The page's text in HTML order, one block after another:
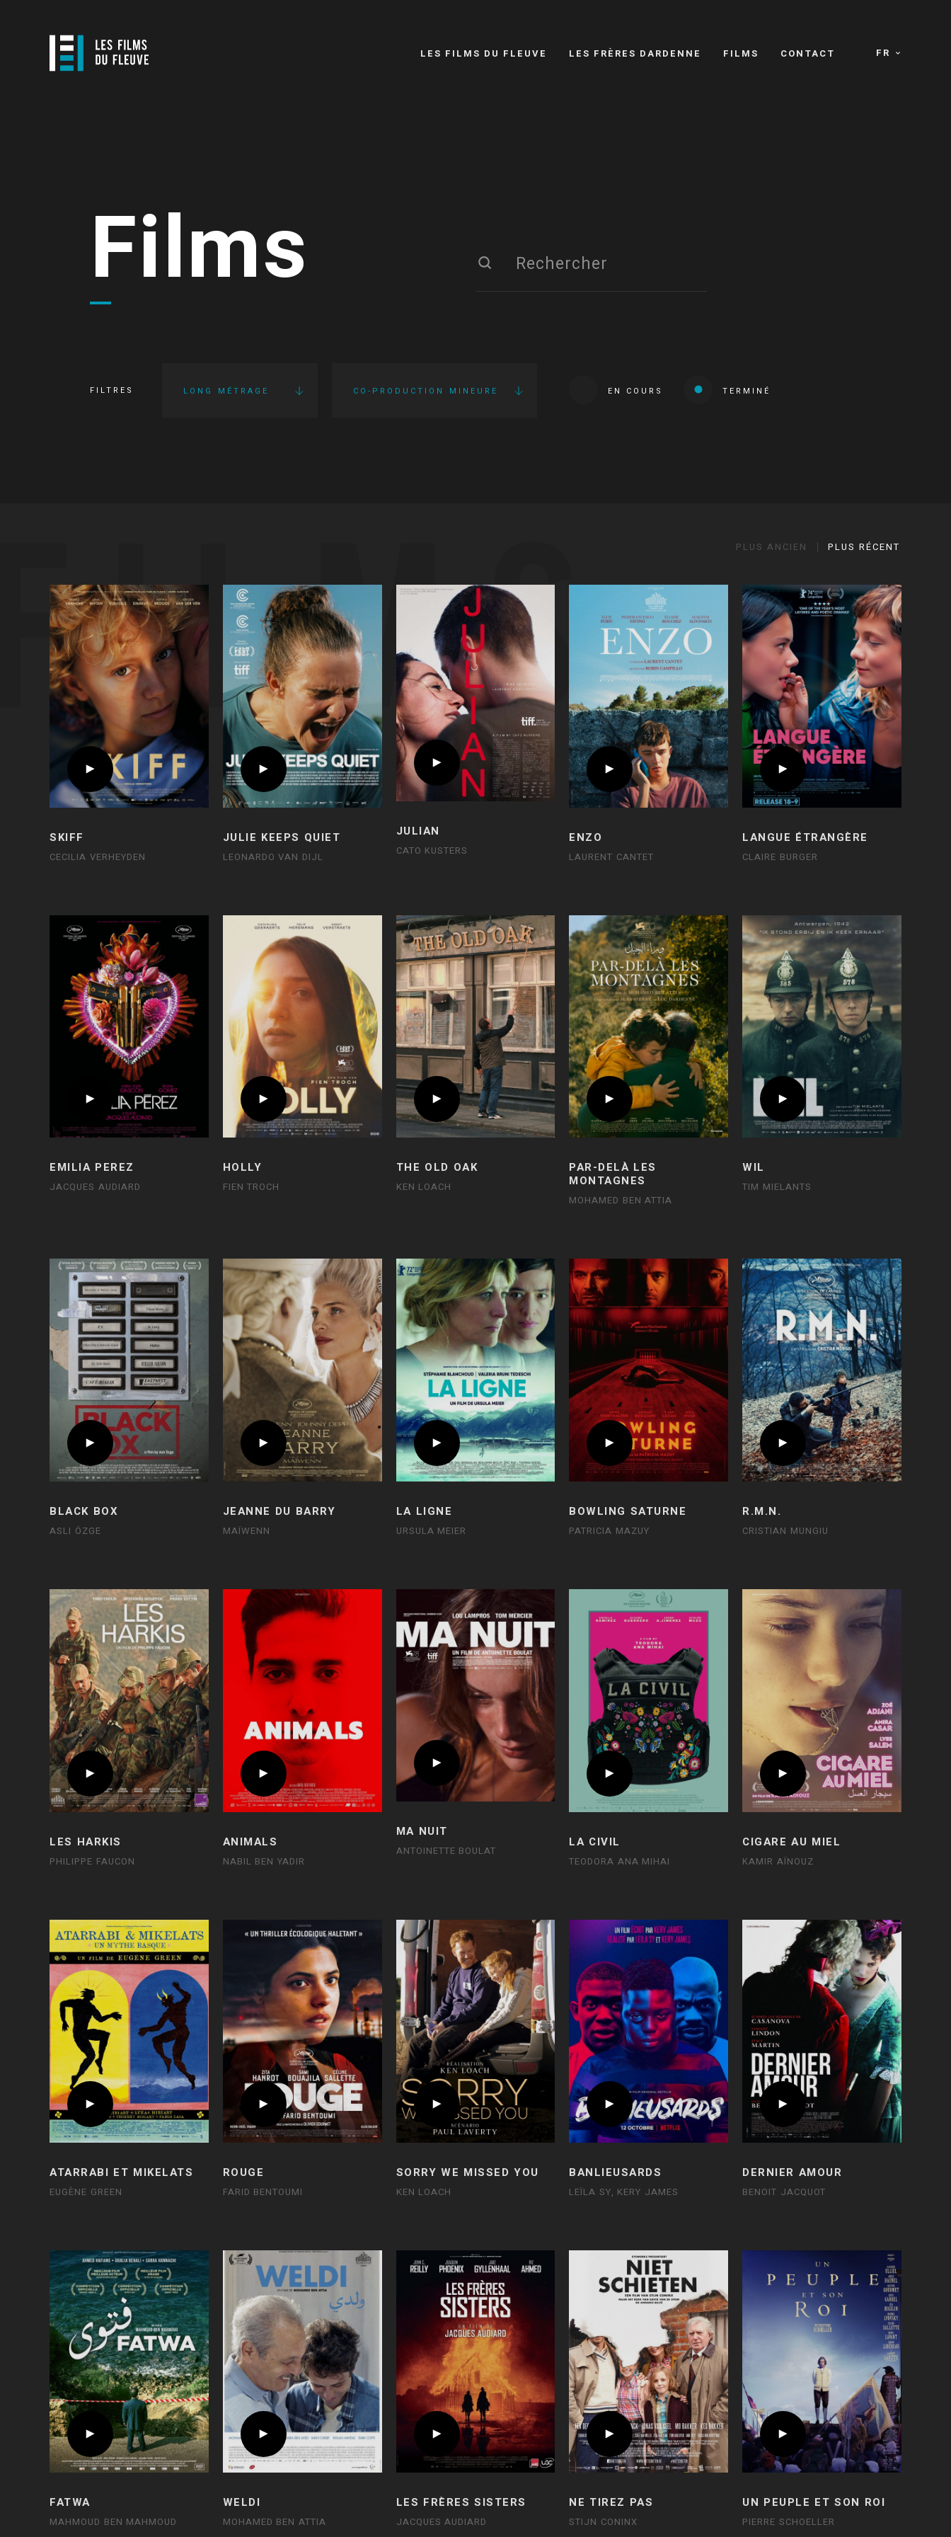
FR
LES FILMS DU FLEUVE LES FRÈRES DARDENNE FILMS CONTACT
Films
FILTRES LONG MÉTRAGE CO-PRODUCTION MINEURE EN COURS TERMINÉ
PLUS ANCIEN PLUS RÉCENT
SKIFF
CECILIA VERHEYDEN
JULIE KEEPS QUIET
LEONARDO VAN DIJL
JULIAN
CATO KUSTERS
ENZO
LAURENT CANTET
LANGUE ÉTRANGÈRE
CLAIRE BURGER
EMILIA PEREZ
JACQUES AUDIARD
HOLLY
FIEN TROCH
THE OLD OAK
KEN LOACH
PAR-DELÀ LES
MONTAGNES
MOHAMED BEN ATTIA
WIL
TIM MIELANTS
BLACK BOX
ASLI ÖZGE
JEANNE DU BARRY
MAÏWENN
LA LIGNE
URSULA MEIER
BOWLING SATURNE
PATRICIA MAZUY
R.M.N.
CRISTIAN MUNGIU
LES HARKIS
PHILIPPE FAUCON
ANIMALS
NABIL BEN YADIR
MA NUIT
ANTOINETTE BOULAT
LA CIVIL
TEODORA ANA MIHAI
CIGARE AU MIEL
KAMIR AÏNOUZ
ATARRABI ET MIKELATS
EUGÈNE GREEN
ROUGE
FARID BENTOUMI
SORRY WE MISSED YOU
KEN LOACH
BANLIEUSARDS
LEÏLA SY, KERY JAMES
DERNIER AMOUR
BENOIT JACQUOT
FATWA
MAHMOUD BEN MAHMOUD
WELDI
MOHAMED BEN ATTIA
LES FRÈRES SISTERS
JACQUES AUDIARD
NE TIREZ PAS
STIJN CONINX
UN PEUPLE ET SON ROI
PIERRE SCHOELLER